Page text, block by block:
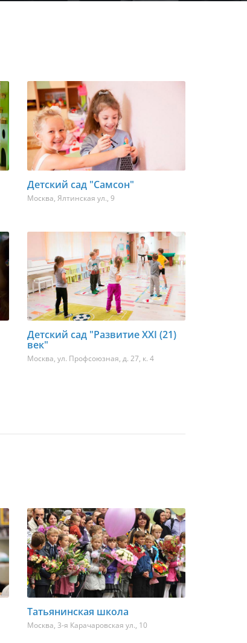
Детский сад "Самсон"
Москва, Ялтинская ул., 9
Детский сад "Развитие XXI (21)
век"
Москва, ул. Профсоюзная, д. 27, к. 4
Татьянинская школа
Москва, 3-я Карачаровская ул., 10